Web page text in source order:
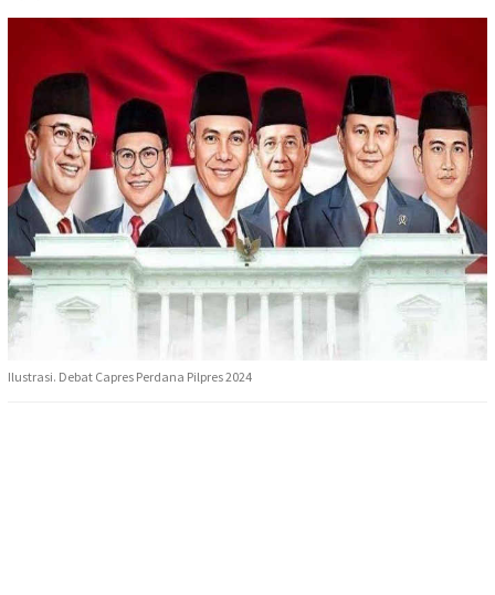
Ilustrasi. Debat Capres Perdana Pilpres 2024